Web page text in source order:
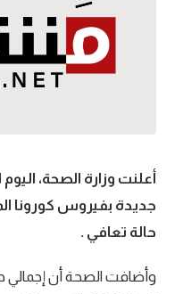
حالة تعافي .
وأضافت الصحة أن إجمالي